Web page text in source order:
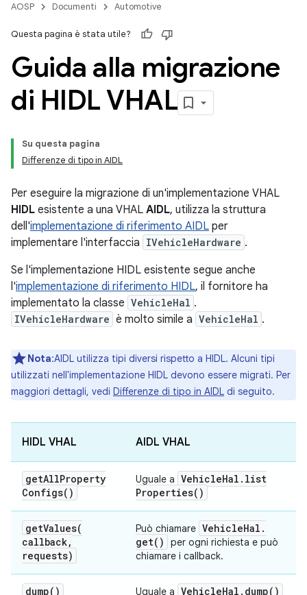
AOSP Documenti Automotive
Questa pagina è stata utile?
Guida alla migrazione
di HIDL VHAL
Su questa pagina
Differenze di tipo in AIDL
Per eseguire la migrazione di un'implementazione VHAL
HIDL esistente a una VHAL AIDL, utilizza la struttura
dell'implementazione di riferimento AIDL per
implementare l'interfaccia IVehicleHardware .
Se l'implementazione HIDL esistente segue anche
l'implementazione di riferimento HIDL, il fornitore ha
implementato la classe VehicleHal .
IVehicleHardware è molto simile a VehicleHal .
Nota:AIDL utilizza tipi diversi rispetto a HIDL. Alcuni tipi
utilizzati nell'implementazione HIDL devono essere migrati. Per
maggiori dettagli, vedi Differenze di tipo in AIDL di seguito.
HIDL VHAL AIDL VHAL
getAllProperty
Configs( )
Uguale a VehicleHal . list
Properties( )
getValues(
callback,
requests)
Può chiamare VehicleHal .
get( )
per ogni richiesta e può
chiamare i callback.
dump( ) Uguale a VehicleHal . dump( )